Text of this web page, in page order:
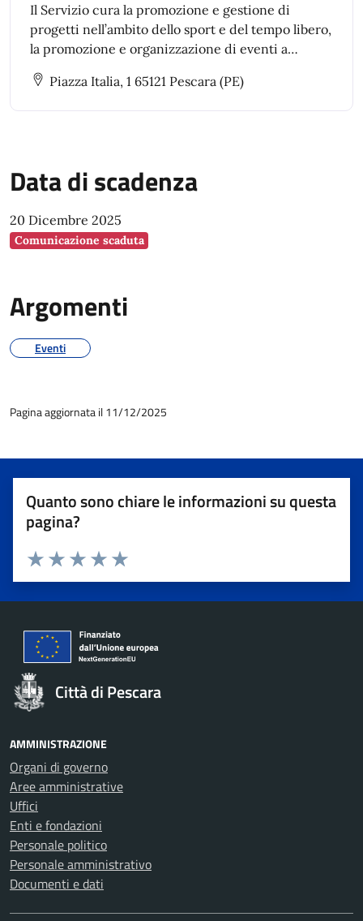
Il Servizio cura la promozione e gestione di
progetti nell’ambito dello sport e del tempo libero,
la promozione e organizzazione di eventi a
carattere sportivo
Piazza Italia, 1 65121 Pescara (PE)
Data di scadenza
20 Dicembre 2025
Comunicazione scaduta
Argomenti
Eventi
Pagina aggiornata il 11/12/2025
Quanto sono chiare le informazioni su questa
pagina?
Valuta 5 stelle su 5
Valuta 4 stelle su 5
Valuta 3 stelle su 5
Valuta 2 stelle su 5
Valuta 1 stelle su 5
Città di Pescara
AMMINISTRAZIONE
Organi di governo
Aree amministrative
Uffici
Enti e fondazioni
Personale politico
Personale amministrativo
Documenti e dati